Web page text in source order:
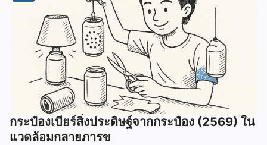
กระป๋องเบียร์สิ่งประดิษฐ์จากกระป๋อง (2569) ใน
แวดล้อมกลายภารข